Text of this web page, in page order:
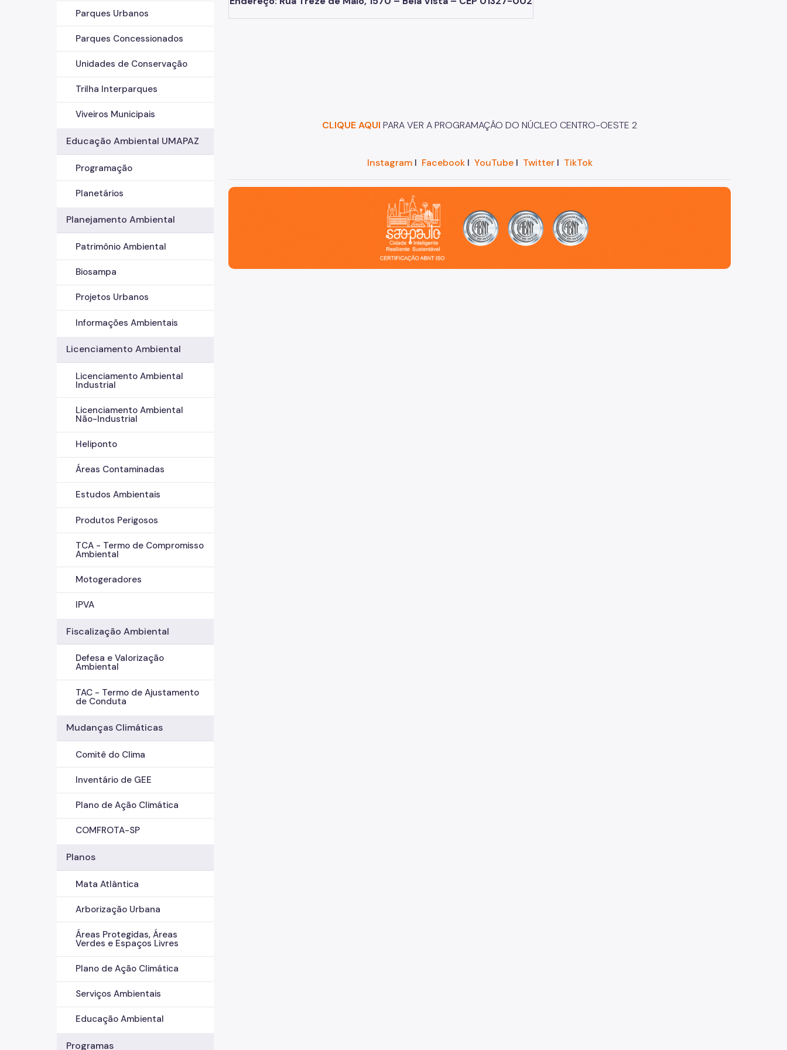
Parques Urbanos
Parques Concessionados
Unidades de Conservação
Trilha Interparques
Viveiros Municipais
Educação Ambiental UMAPAZ
Programação
Planetários
Planejamento Ambiental
Patrimônio Ambiental
Biosampa
Projetos Urbanos
Informações Ambientais
Licenciamento Ambiental
Licenciamento Ambiental
Industrial
Licenciamento Ambiental
Não-Industrial
Heliponto
Áreas Contaminadas
Estudos Ambientais
Produtos Perigosos
TCA - Termo de Compromisso
Ambiental
Motogeradores
IPVA
Fiscalização Ambiental
Defesa e Valorização
Ambiental
TAC - Termo de Ajustamento
de Conduta
Mudanças Climáticas
Comitê do Clima
Inventário de GEE
Plano de Ação Climática
COMFROTA-SP
Planos
Mata Atlântica
Arborização Urbana
Áreas Protegidas, Áreas
Verdes e Espaços Livres
Plano de Ação Climática
Serviços Ambientais
Educação Ambiental
Programas
CLIQUE AQUI PARA VER A PROGRAMAÇÃO DO NÚCLEO CENTRO-OESTE 2
InstagramI FacebookI YouTubeI TwitterI TikTok
São Paulo, cidade inteligente, resiliente e sustentável